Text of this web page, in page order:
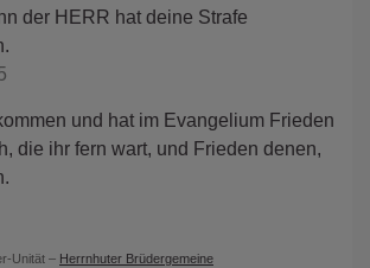
der HERR hat deine Strafe
und hat im Evangelium Frieden
die ihr fern wart, und Frieden denen,
Unität – Herrnhuter Brüdergemeine